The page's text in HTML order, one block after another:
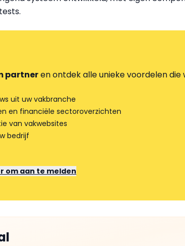
partneren ontdek alle unieke voordelen die
uit uw vakbranche
en financiële sectoroverzichten
van vakwebsites
bedrijf
om aan te melden